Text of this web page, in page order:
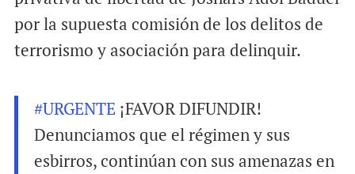
por la supuesta comisión de los delitos de
terrorismo y asociación para delinquir.
#URGENTE ¡FAVOR DIFUNDIR!
Denunciamos que el régimen y sus
esbirros, continúan con sus amenazas en